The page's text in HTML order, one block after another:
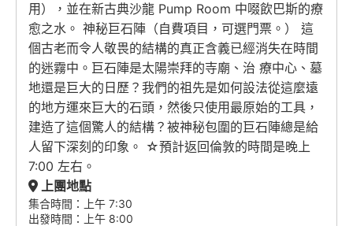
用），並在新古典沙龍 Pump Room 中啜飲巴斯的療
愈之水。 神秘巨石陣（自費項目，可選門票。） 這
個古老而令人敬畏的結構的真正含義已經消失在時間
的迷霧中。巨石陣是太陽崇拜的寺廟、治 療中心、墓
地還是巨大的日歷？我們的祖先是如何設法從這麼遠
的地方運來巨大的石頭，然後只使用最原始的工具，
建造了這個驚人的結構？被神秘包圍的巨石陣總是給
人留下深刻的印象。 ☆預計返回倫敦的時間是晚上
7:00 左右。
上團地點
集合時間：上午 7:30
出發時間：上午 8:00